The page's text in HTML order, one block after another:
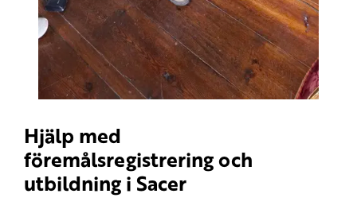
Hjälp med
föremålsregistrering och
utbildning i Sacer